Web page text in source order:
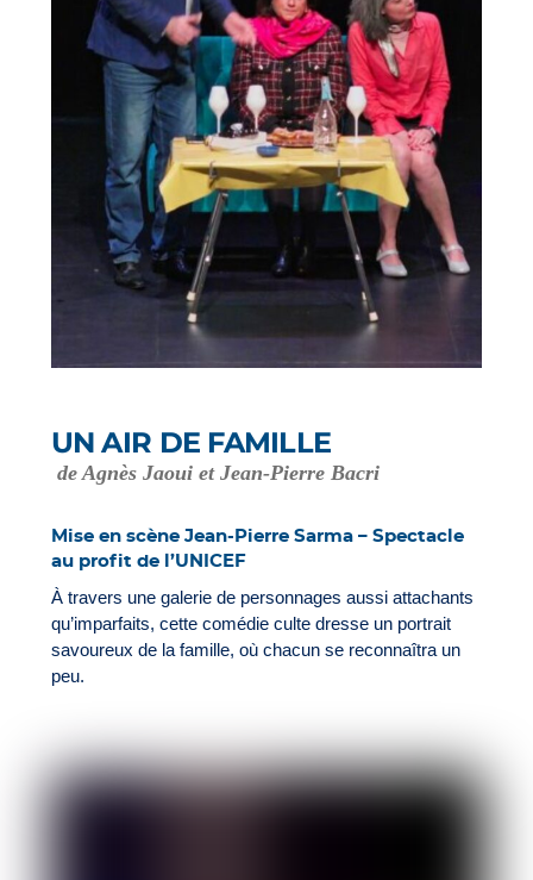
UN AIR DE FAMILLE
de Agnès Jaoui et Jean-Pierre Bacri
Mise en scène Jean-Pierre Sarma – Spectacle
au profit de l’UNICEF
À travers une galerie de personnages aussi attachants
qu’imparfaits, cette comédie culte dresse un portrait
savoureux de la famille, où chacun se reconnaîtra un
peu.